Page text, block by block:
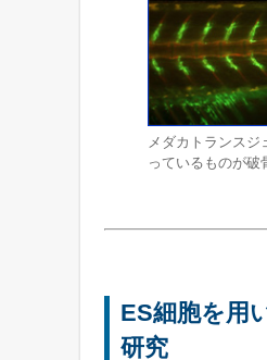
メダカトランスジ
っているものが破
ES細胞を用
研究